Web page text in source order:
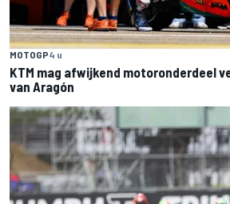
MOTOGP4 u
KTM mag afwijkend motoronderdeel
van Aragón